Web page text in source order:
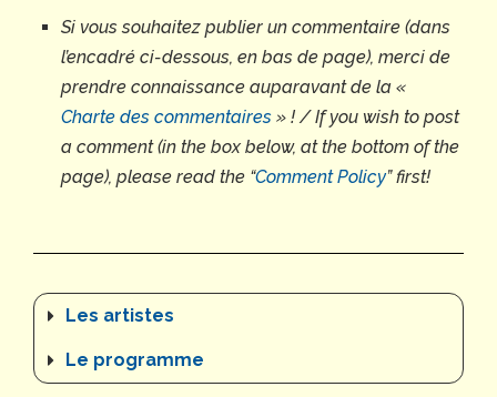
Si vous souhaitez publier un commentaire (dans
l’encadré ci-dessous, en bas de page), merci de
prendre connaissance auparavant de la «
Charte des commentaires » ! / If you wish to post
a comment (in the box below, at the bottom of the
page), please read the “Comment Policy” first!
Les artistes
Le programme